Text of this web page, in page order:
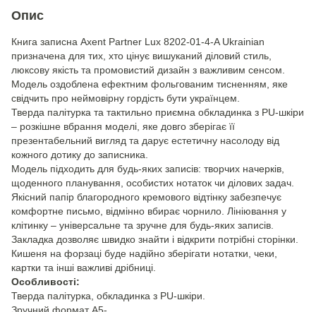
Опис
Книга записна Axent Partner Lux 8202-01-4-A Ukrainian
призначена для тих, хто цінує вишуканий діловий стиль,
люксову якість та промовистий дизайн з важливим сенсом.
Модель оздоблена ефектним фольгованим тисненням, яке
свідчить про неймовірну гордість бути українцем.
Тверда палітурка та тактильно приємна обкладинка з PU-шкіри
– розкішне вбрання моделі, яке довго зберігає її
презентабельний вигляд та дарує естетичну насолоду від
кожного дотику до записника.
Модель підходить для будь-яких записів: творчих начерків,
щоденного планування, особистих нотаток чи ділових задач.
Якісний папір благородного кремового відтінку забезпечує
комфортне письмо, відмінно вбирає чорнило. Лініювання у
клітинку – універсальне та зручне для будь-яких записів.
Закладка дозволяє швидко знайти і відкрити потрібні сторінки.
Кишеня на форзаці буде надійно зберігати нотатки, чеки,
картки та інші важливі дрібниці.
Особливості:
Тверда палітурка, обкладинка з PU-шкіри.